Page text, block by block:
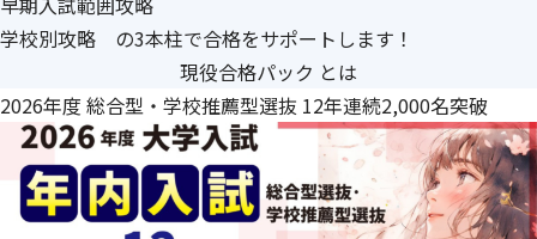
学校別攻略 の3本柱で合格をサポートします！
現役合格パック とは
2026年度 総合型・学校推薦型選抜 12年連続2,000名突破